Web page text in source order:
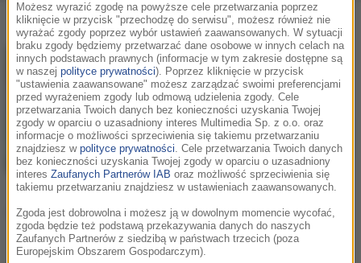
Cameron Whitcomb
Kingdom of Fear
Podziel się:
Możesz wyrazić zgodę na powyższe cele przetwarzania poprzez
kliknięcie w przycisk "przechodzę do serwisu", możesz również nie
wyrażać zgody poprzez wybór ustawień zaawansowanych. W sytuacji
braku zgody będziemy przetwarzać dane osobowe w innych celach na
innych podstawach prawnych (informacje w tym zakresie dostępne są
w naszej polityce prywatności). Poprzez kliknięcie w przycisk
"ustawienia zaawansowane" możesz zarządzać swoimi preferencjami
przed wyrażeniem zgody lub odmową udzielenia zgody. Cele
przetwarzania Twoich danych bez konieczności uzyskania Twojej
zgody w oparciu o uzasadniony interes Multimedia Sp. z o.o. oraz
informacje o możliwości sprzeciwienia się takiemu przetwarzaniu
znajdziesz w polityce prywatności . Cele przetwarzania Twoich danych
bez konieczności uzyskania Twojej zgody w oparciu o uzasadniony
interes Zaufanych Partnerów IAB oraz możliwość sprzeciwienia się
takiemu przetwarzaniu znajdziesz w ustawieniach zaawansowanych.
Zgoda jest dobrowolna i możesz ją w dowolnym momencie wycofać,
zgoda będzie też podstawą przekazywania danych do naszych
Zaufanych Partnerów z siedzibą w państwach trzecich (poza
Europejskim Obszarem Gospodarczym).